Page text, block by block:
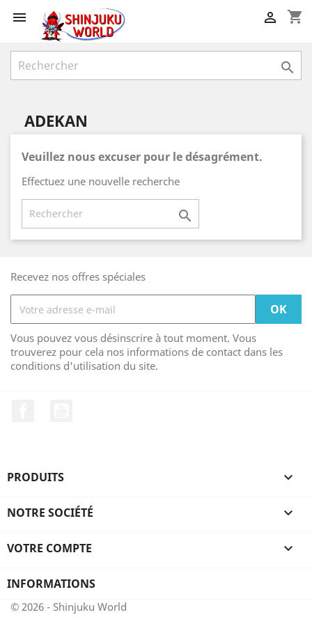
 shopping_cart


ADEKAN
Veuillez nous excuser pour le désagrément.
Effectuez une nouvelle recherche

Recevez nos offres spéciales
Vous pouvez vous désinscrire à tout moment. Vous
trouverez pour cela nos informations de contact dans les
conditions d'utilisation du site.
PRODUITS 
NOTRE SOCIÉTÉ 
VOTRE COMPTE 
INFORMATIONS
© 2026 - Shinjuku World